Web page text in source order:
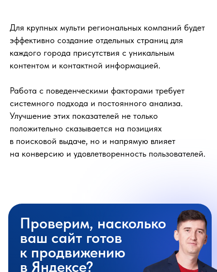
Для крупных мульти региональных компаний будет
эффективно создание отдельных страниц для
каждого города присутствия с уникальным
контентом и контактной информацией.
Работа с поведенческими факторами требует
системного подхода и постоянного анализа.
Улучшение этих показателей не только
положительно сказывается на позициях
в поисковой выдаче, но и напрямую влияет
на конверсию и удовлетворенность пользователей.